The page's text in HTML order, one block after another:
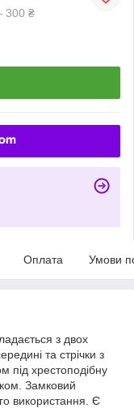
300 ₴
Оплата Умови
з двох
та стрічки з
під хрестоподібну
Замковий
використання. Є